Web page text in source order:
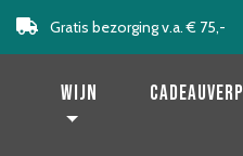
Gratis bezorging v.a. € 75,-
Levering binnen 2 werkdagen!
Wijn